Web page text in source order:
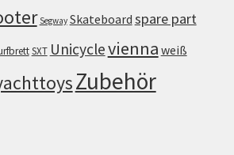
Segway Skateboard spare part
SXT Unicyclevienna weiß
Zubehör